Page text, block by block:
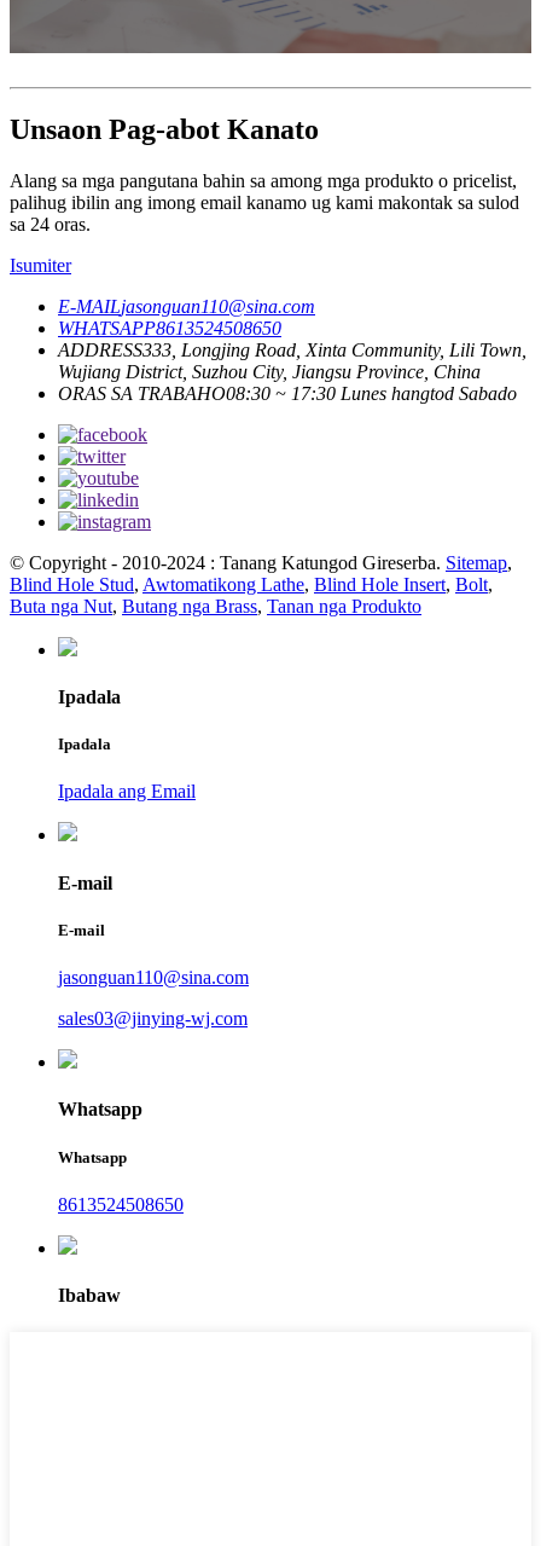
Unsaon Pag-abot Kanato
Alang sa mga pangutana bahin sa among mga produkto o pricelist,
palihug ibilin ang imong email kanamo ug kami makontak sa sulod
sa 24 oras.
Isumiter
E-MAILjasonguan110@sina.com
WHATSAPP8613524508650
ADDRESS333, Longjing Road, Xinta Community, Lili Town,
Wujiang District, Suzhou City, Jiangsu Province, China
ORAS SA TRABAHO08:30 ~ 17:30 Lunes hangtod Sabado
© Copyright - 2010-2024 : Tanang Katungod Gireserba. Sitemap,
Blind Hole Stud, Awtomatikong Lathe, Blind Hole Insert, Bolt,
Buta nga Nut, Butang nga Brass, Tanan nga Produkto
Ipadala
Ipadala
Ipadala ang Email
E-mail
E-mail
jasonguan110@sina.com
sales03@jinying-wj.com
Whatsapp
Whatsapp
8613524508650
Ibabaw